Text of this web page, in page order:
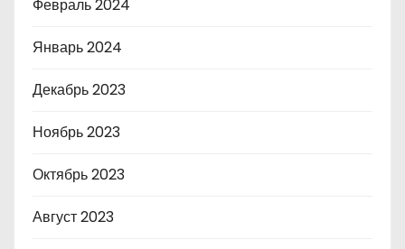
Февраль 2024
Январь 2024
Декабрь 2023
Ноябрь 2023
Октябрь 2023
Август 2023